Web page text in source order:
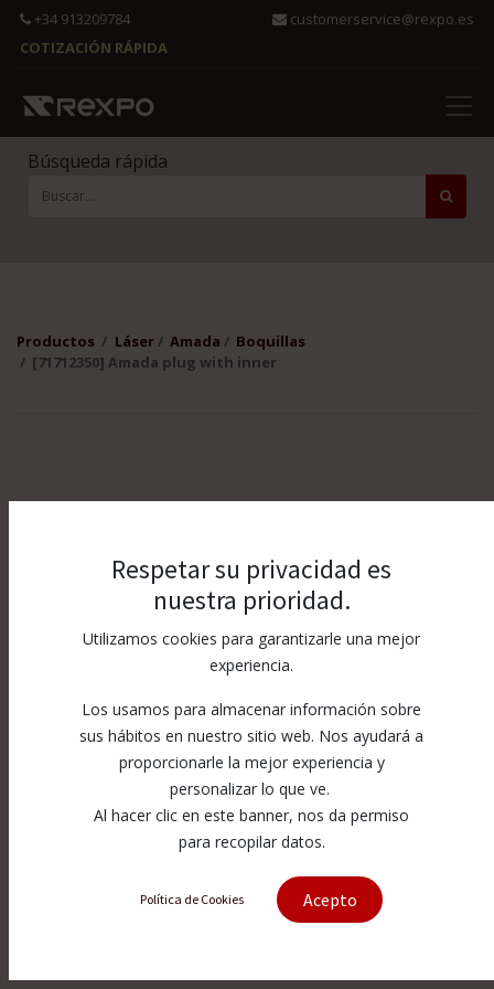
+34 913209784
customerservice@rexpo.es
COTIZACIÓN RÁPIDA
Búsqueda rápida
Productos Láser Amada
Boquillas
[71712350] Amada plug with inner
[71712350] Amada plug with inner
Respetar su privacidad es
nuestra prioridad.
Utilizamos cookies para garantizarle una mejor
experiencia.
Los usamos para almacenar información sobre
sus hábitos en nuestro sitio web. Nos ayudará a
proporcionarle la mejor experiencia y
personalizar lo que ve.
Al hacer clic en este banner, nos da permiso
para recopilar datos.
Política de Cookies Acepto